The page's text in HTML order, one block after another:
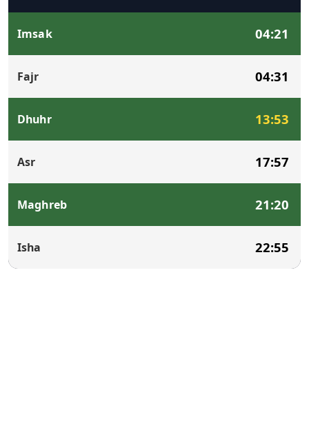
Imsak 04:21
Fajr 04:31
Dhuhr 13:53
Asr 17:57
Maghreb 21:20
Isha 22:55